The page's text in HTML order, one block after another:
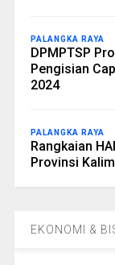
PALANGKA RAYA
DPMPTSP
Pengisian
2024
PALANGKA RAYA
Rangkaian
Provinsi
EKONOMI &